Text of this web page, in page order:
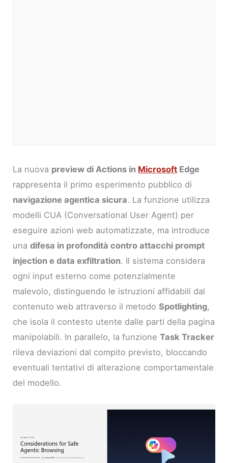
La nuova preview di Actions in Microsoft Edge
rappresenta il primo esperimento pubblico di
navigazione agentica sicura. La funzione utilizza
modelli CUA (Conversational User Agent) per
eseguire azioni web automatizzate, ma introduce
unadifesa in profondità contro attacchi prompt
injection e data exfiltration. Il sistema considera
ogni input esterno come potenzialmente
malevolo, distinguendo le istruzioni affidabili dal
contenuto web attraverso il metodoSpotlighting,
che isola il contesto utente dalle parti della pagina
manipolabili. In parallelo, la funzioneTask Tracker
rileva deviazioni dal compito previsto, bloccando
eventuali tentativi di alterazione comportamentale
del modello.